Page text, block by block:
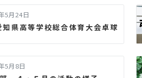
5月24日
知県高等学校総合体育大会卓球
5月8日